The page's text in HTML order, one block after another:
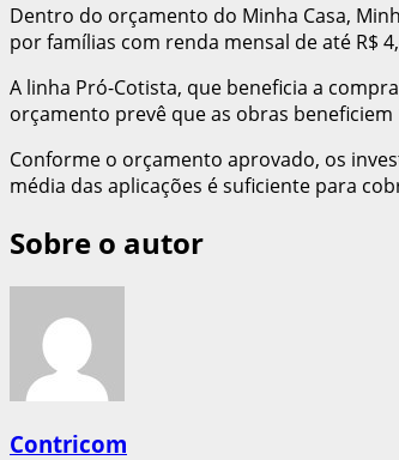
Dentro do orçamento do Minha Casa,
por famílias com renda mensal de até R$
A linha Pró-Cotista, que beneficia a
orçamento prevê que as obras beneficiem
Conforme o orçamento aprovado, os
média das aplicações é suficiente para
Sobre o autor
Contricom